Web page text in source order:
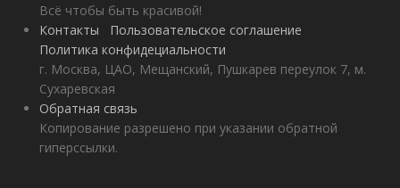
Всё чтобы быть красивой!
Контакты
Пользовательское соглашение
Политика конфидециальности
г. Москва, ЦАО, Мещанский, Пушкарев переулок 7, м.
Сухаревская
Обратная связь
Копирование разрешено при указании обратной
гиперссылки.